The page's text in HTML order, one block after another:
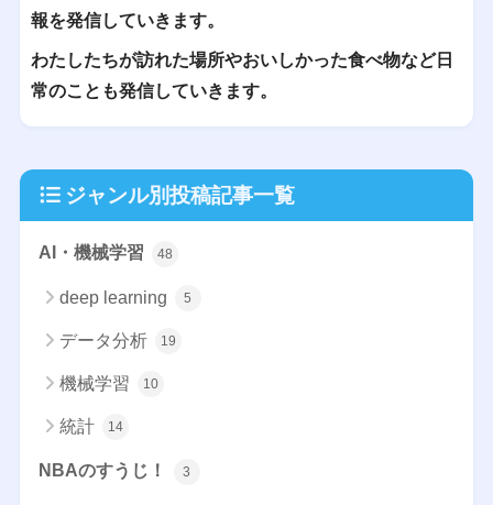
報を発信していきます。
わたしたちが訪れた場所やおいしかった食べ物など日
常のことも発信していきます。
ジャンル別投稿記事一覧
AI・機械学習 48
deep learning 5
データ分析 19
機械学習 10
統計 14
NBAのすうじ！ 3